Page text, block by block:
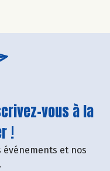
vous à la
!
et nos